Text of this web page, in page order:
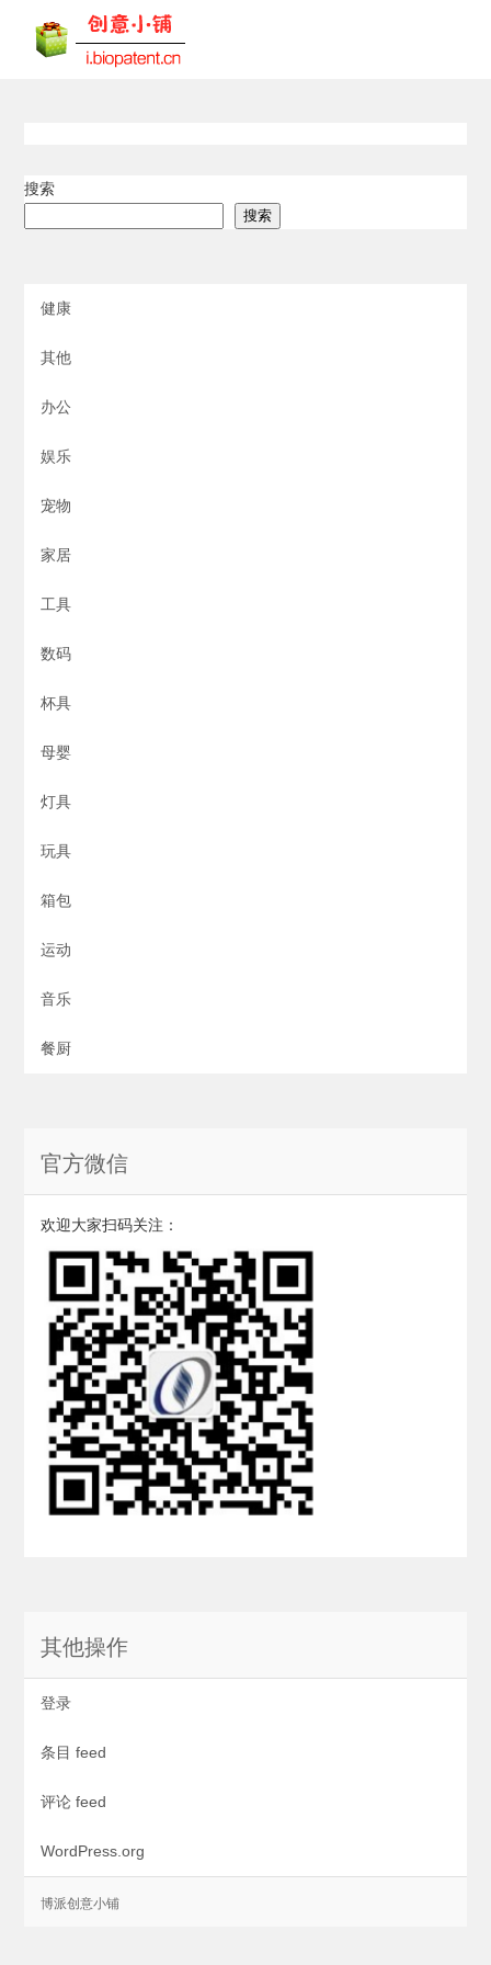
搜索
搜索
健康
其他
办公
娱乐
宠物
家居
工具
数码
杯具
母婴
灯具
玩具
箱包
运动
音乐
餐厨
官方微信
欢迎大家扫码关注：
其他操作
登录
条目 feed
评论 feed
WordPress.org